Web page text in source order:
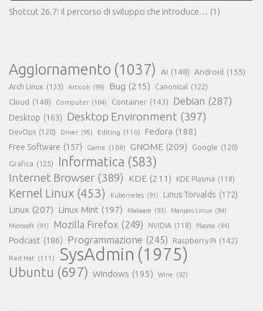
Shotcut 26.7: il percorso di sviluppo che introduce… (1)
Aggiornamento (1037) AI (148) Android (155)
Arch Linux (133) Articoli (99) Bug (215) Canonical (122)
Cloud (148) Computer (104) Container (143) Debian (287)
Desktop (163) Desktop Environment (397)
DevOps (120) Driver (95) Editing (110) Fedora (188)
Free Software (157) Game (108) GNOME (209) Google (120)
Grafica (125) Informatica (583)
Internet Browser (389) KDE (211) KDE Plasma (118)
Kernel Linux (453) Kubernetes (91) Linus Torvalds (172)
Linux (207) Linux Mint (197) Malware (93) Manjaro Linux (94)
Microsoft (91) Mozilla Firefox (249) NVIDIA (118) Plasma (94)
Podcast (186) Programmazione (245) Raspberry Pi (142)
Red Hat (111) SysAdmin (1975)
Ubuntu (697) Windows (195) Wine (92)